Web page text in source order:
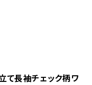
て長袖チェック柄ワ